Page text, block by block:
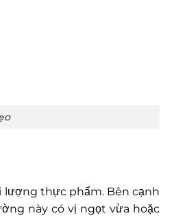
lượng thực phẩm. Bên cạnh
này có vị ngọt vừa hoặc